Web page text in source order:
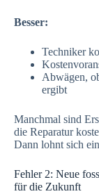
Besser:
Techniker
Abwägen,
ergibt
Manchmal sind
die Reparatur
Dann lohnt sich
Fehler 2: Neue
für die Zukunft